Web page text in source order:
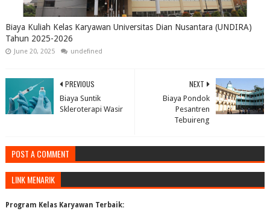
Biaya Kuliah Kelas Karyawan Universitas Dian Nusantara (UNDIRA)
Tahun 2025-2026
June 20, 2025 undefined
NEXT
Biaya Pondok
Pesantren
Tebuireng
PREVIOUS
Biaya Suntik
Skleroterapi Wasir
POST A COMMENT
LINK MENARIK
Program Kelas Karyawan Terbaik: